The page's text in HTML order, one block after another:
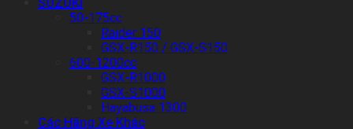
50-175cc
Raider 150
GSX-R150 / GSX-S150
600-1200cc
GSX-R1000
GSX-S1000
Hayabusa 1300
Các Hãng Xe Khác